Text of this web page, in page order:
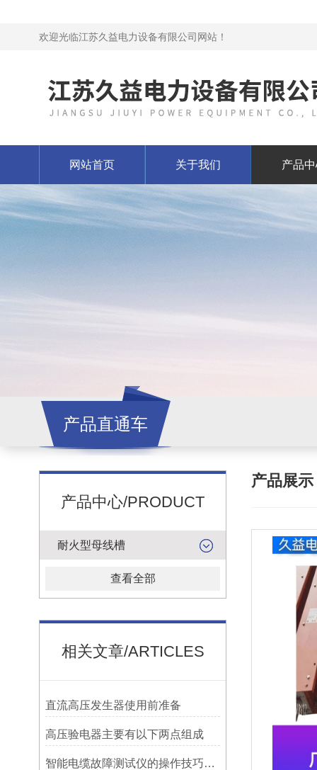
欢迎光临江苏久益电力设备有限公司网站！
网站首页 关于我们 产品
产品直通车
产品中心/PRODUCT
耐火型母线槽
查看全部
相关文章/ARTICLES
直流高压发生器使用前准备
高压验电器主要有以下两点组成
智能电缆故障测试仪的操作技巧有哪些?
产品展示